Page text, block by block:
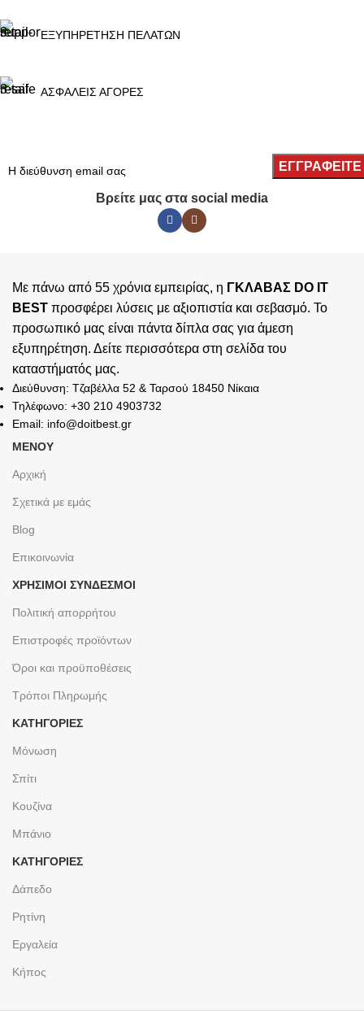
ΕΞΥΠΗΡΕΤΗΣΗ ΠΕΛΑΤΩΝ
ΑΣΦΑΛΕΙΣ ΑΓΟΡΕΣ
Βρείτε μας στα social media
Με πάνω από 55 χρόνια εμπειρίας, η ΓΚΛΑΒΑΣ DO IT
BEST προσφέρει λύσεις με αξιοπιστία και σεβασμό. Το
προσωπικό μας είναι πάντα δίπλα σας για άμεση
εξυπηρέτηση. Δείτε περισσότερα στη σελίδα του
καταστήματός μας.
Διεύθυνση: Τζαβέλλα 52 & Ταρσού 18450 Νίκαια
Τηλέφωνο: +30 210 4903732
Email: info@doitbest.gr
ΜΕΝΟΥ
Αρχική
Σχετικά με εμάς
Blog
Επικοινωνία
ΧΡΉΣΙΜΟΙ ΣΎΝΔΕΣΜΟΙ
Πολιτική απορρήτου
Επιστροφές προϊόντων
Όροι και προϋποθέσεις
Τρόποι Πληρωμής
ΚΑΤΗΓΟΡΙΕΣ
Μόνωση
Σπίτι
Κουζίνα
Μπάνιο
ΚΑΤΗΓΟΡΙΕΣ
Δάπεδο
Ρητίνη
Εργαλεία
Κήπος